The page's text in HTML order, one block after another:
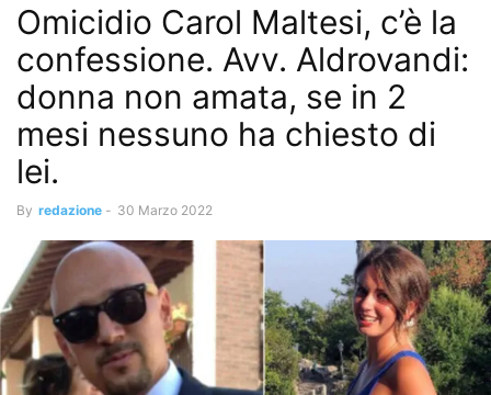
Omicidio Carol Maltesi, c’è la
confessione. Avv. Aldrovandi:
donna non amata, se in 2
mesi nessuno ha chiesto di
lei.
By redazione - 30 Marzo 2022